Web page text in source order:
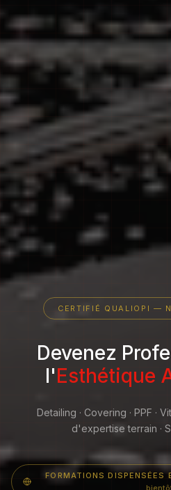
CERTIFIÉ QUALIOPI —
Devenez
l'Esthétique
Detailing · Covering · PPF ·
d'expertise terrain ·
FORMATIONS DISPENSÉES